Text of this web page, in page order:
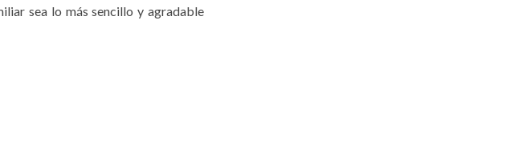
sea lo más sencillo y agradable